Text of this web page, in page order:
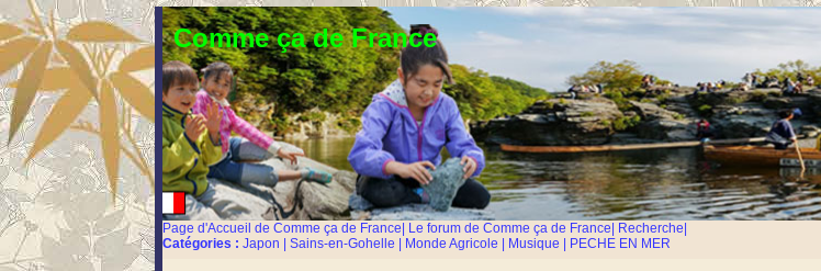
Comme ça de France
Page d'Accueil de Comme ça de France| Le forum de Comme ça de France| Recherche|
Catégories : Japon | Sains-en-Gohelle | Monde Agricole | Musique | PECHE EN MER